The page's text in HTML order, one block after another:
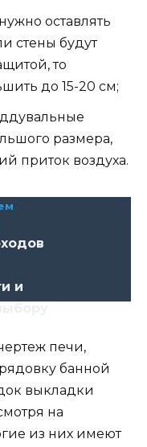
оставлять
стены будут
то
до 15-20 см;
размера,
приток воздуха.
и
печи,
банной
выкладки
на
из них имеют